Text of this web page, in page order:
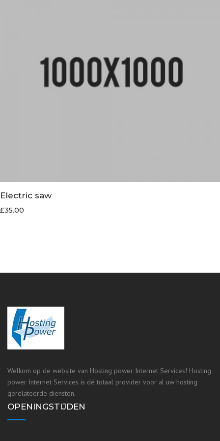
Electric saw
£35.00
Welkom op de website van Hosting power Internet Services! Hosting
power Internet Services is dé totaal provider voor al uw hosting
gerelateerde diensten.
OPENINGSTIJDEN